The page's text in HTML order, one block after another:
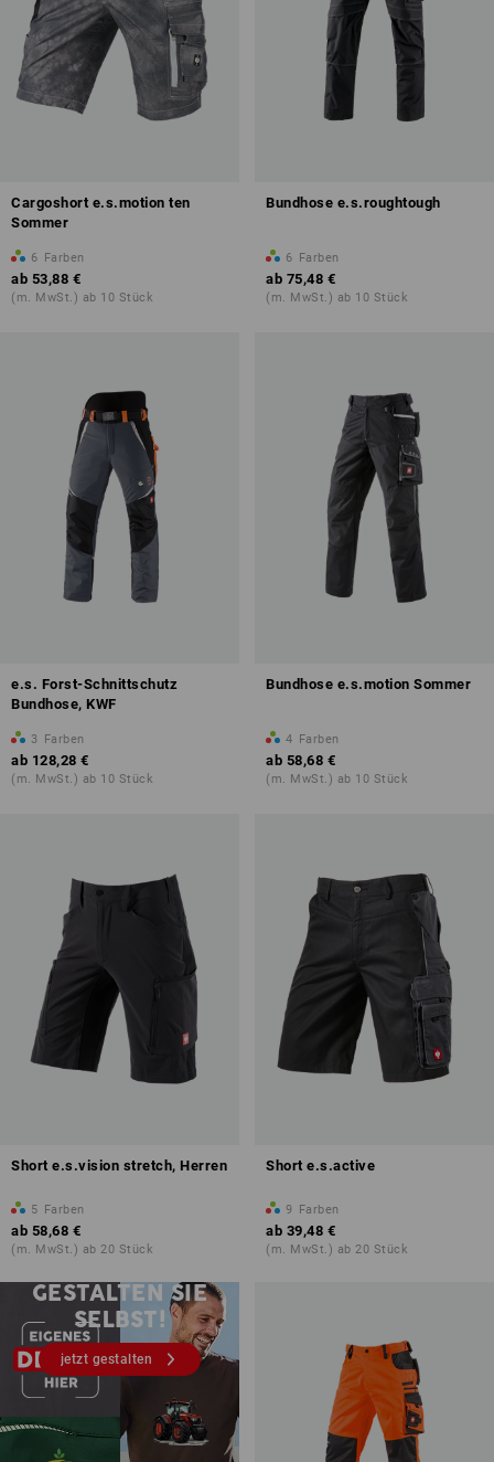
Cargoshort e.s.motion ten
Sommer
6 Farben
ab 53,88 €
(m. MwSt.) ab 10 Stück
Bundhose e.s.roughtough
6 Farben
ab 75,48 €
(m. MwSt.) ab 10 Stück
e.s. Forst-Schnittschutz
Bundhose, KWF
3 Farben
ab 128,28 €
(m. MwSt.) ab 10 Stück
Bundhose e.s.motion Sommer
4 Farben
ab 58,68 €
(m. MwSt.) ab 10 Stück
Short e.s.vision stretch, Herren
5 Farben
ab 58,68 €
(m. MwSt.) ab 20 Stück
Short e.s.active
9 Farben
ab 39,48 €
(m. MwSt.) ab 20 Stück
GESTALTEN SIE
SELBST!
jetzt gestalten